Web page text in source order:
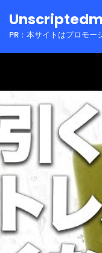
toPR：本サイトはプロモー